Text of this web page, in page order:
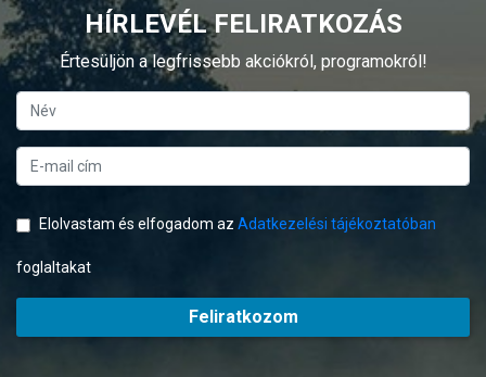
HÍRLEVÉL FELIRATKOZÁS
Értesüljön a legfrissebb akciókról, programokról!
Elolvastam és elfogadom az Adatkezelési tájékoztatóban
foglaltakat
Feliratkozom